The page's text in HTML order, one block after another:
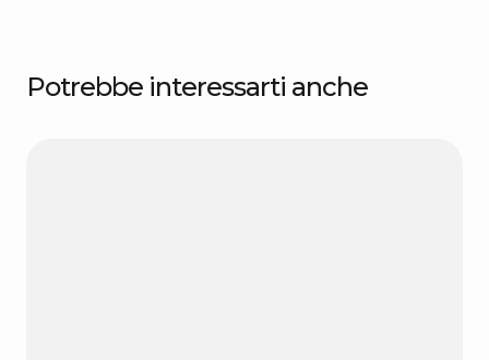
Potrebbe interessarti anche